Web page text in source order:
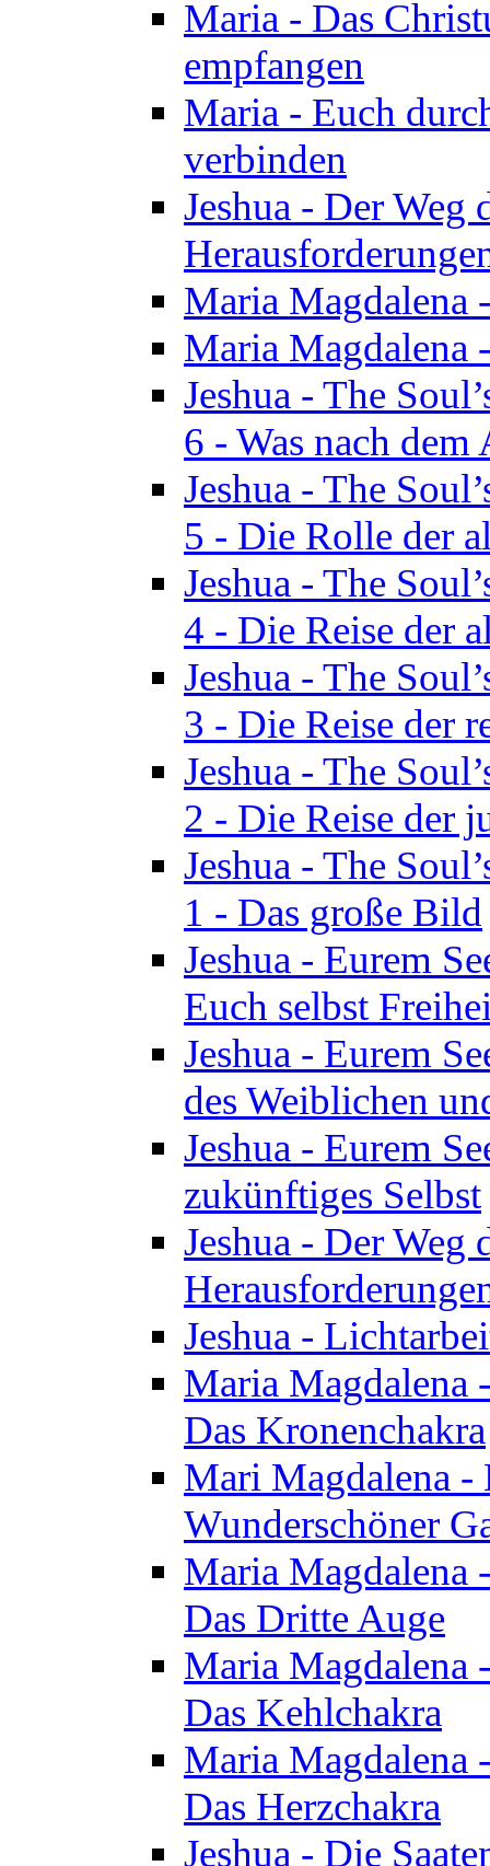
Maria - Das
empfangen
Maria - Euch
verbinden
Jeshua - Der Weg
Maria Magdalena
Maria Magdalena
Jeshua - The
6 - Was nach
Jeshua - The
5 - Die Rolle der
Jeshua - The
4 - Die Reise der
Jeshua - The
3 - Die Reise der
Jeshua - The
2 - Die Reise der
Jeshua - The
1 - Das große Bild
Jeshua - Eurem
Euch selbst
Jeshua - Eurem
des Weiblichen
Jeshua - Eurem
zukünftiges Selbst
Jeshua - Der Weg
Jeshua -
Maria Magdalena
Das Kronenchakra
Mari Magdalena -
Wunderschöner
Maria Magdalena
Das Dritte Auge
Maria Magdalena
Das Kehlchakra
Maria Magdalena
Das Herzchakra
Jeshua - Die